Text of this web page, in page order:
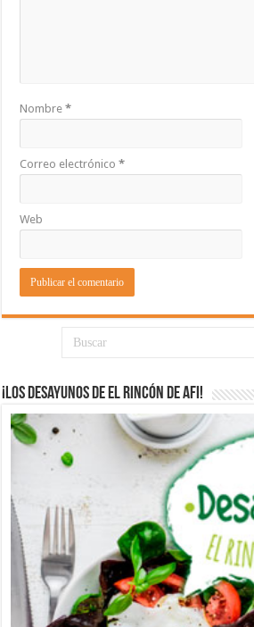
Nombre*
Correo electrónico*
Web
¡Los desayunos de El Rincón de Afi!